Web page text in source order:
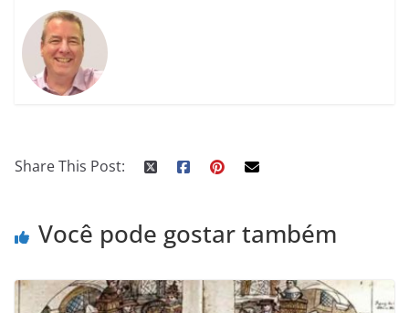
Share This Post:
Você pode gostar também